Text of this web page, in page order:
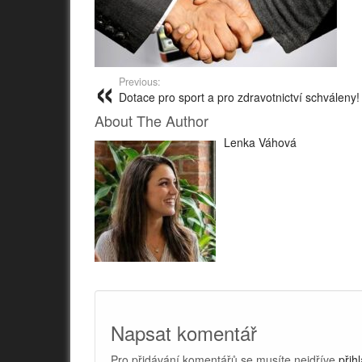
Previous:
Dotace pro sport a pro zdravotnictví schváleny!
About The Author
Lenka Váhová
Napsat komentář